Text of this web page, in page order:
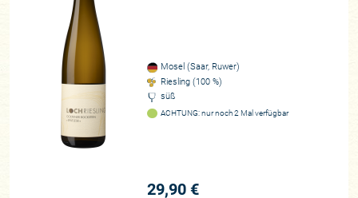
Mosel (Saar, Ruwer)
Riesling (100 %)
süß
ACHTUNG: nur noch 2 Mal verfügbar
29,90 €